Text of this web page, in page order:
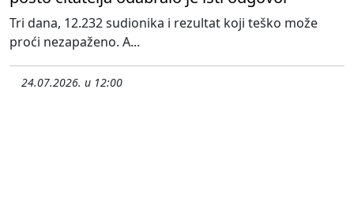
Tri dana, 12.232 sudionika i rezultat koji teško može
proći nezapaženo. A...
24.07.2026. u 12:00